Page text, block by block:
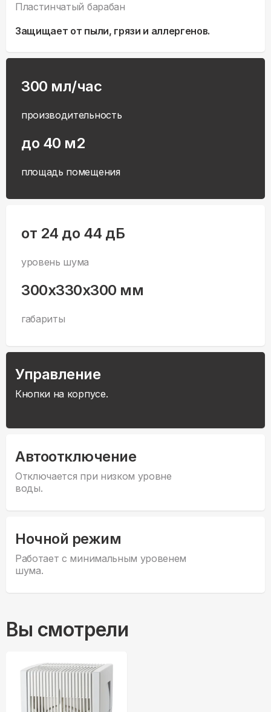
Пластинчатый барабан
Защищает от пыли, грязи и аллергенов.
300 мл/час
производительность
до 40 м2
площадь помещения
от 24 до 44 дБ
уровень шума
300x330x300 мм
габариты
Управление
Кнопки на корпусе.
Автоотключение
Отключается при низком уровне
воды.
Ночной режим
Работает с минимальным уровенем
шума.
Вы смотрели